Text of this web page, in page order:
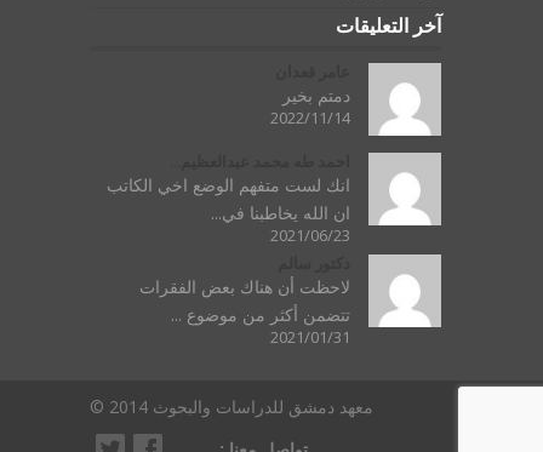
آخر التعليقات
دمتم بخير
2022/11/14
انك لست متفهم الوضع اخي الكاتب
ان الله يخاطبنا في...
2021/06/23
لاحظت أن هناك بعض الفقرات
تتضمن أكثر من موضوع ...
2021/01/31
معهد دمشق للدراسات والبحوث 2014 ©